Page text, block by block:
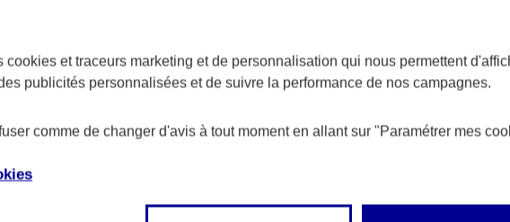
cookies et traceurs marketing et de personnalisation qui nous permettent
publicités personnalisées et de suivre la performance de nos campagnes.
comme de changer d'avis à tout moment en allant sur "Paramétrer mes